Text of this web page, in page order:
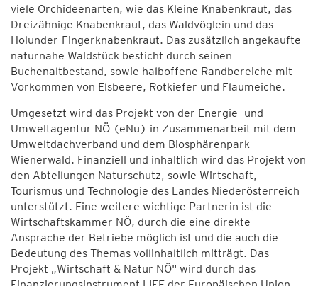
viele Orchideenarten, wie das Kleine Knabenkraut, das
Dreizähnige Knabenkraut, das Waldvöglein und das
Holunder-Fingerknabenkraut. Das zusätzlich angekaufte
naturnahe Waldstück besticht durch seinen
Buchenaltbestand, sowie halboffene Randbereiche mit
Vorkommen von Elsbeere, Rotkiefer und Flaumeiche.
Umgesetzt wird das Projekt von der Energie- und
Umweltagentur NÖ (eNu) in Zusammenarbeit mit dem
Umweltdachverband und dem Biosphärenpark
Wienerwald. Finanziell und inhaltlich wird das Projekt von
den Abteilungen Naturschutz, sowie Wirtschaft,
Tourismus und Technologie des Landes Niederösterreich
unterstützt. Eine weitere wichtige Partnerin ist die
Wirtschaftskammer NÖ, durch die eine direkte
Ansprache der Betriebe möglich ist und die auch die
Bedeutung des Themas vollinhaltlich mitträgt. Das
Projekt „Wirtschaft & Natur NÖ" wird durch das